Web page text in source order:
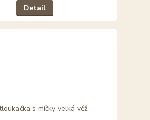
Detail